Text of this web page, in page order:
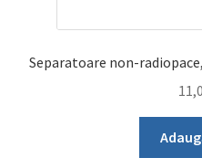
Separatoare non-